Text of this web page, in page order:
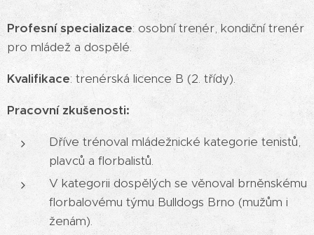
Profesní specializace: osobní trenér, kondiční trenér
pro mládež a dospělé.
Kvalifikace: trenérská licence B (2. třídy).
Pracovní zkušenosti:
Dříve trénoval mládežnické kategorie tenistů,
plavců a florbalistů.
V kategorii dospělých se věnoval brněnskému
florbalovému týmu Bulldogs Brno (mužům i
ženám).